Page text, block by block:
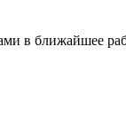
в ближайшее